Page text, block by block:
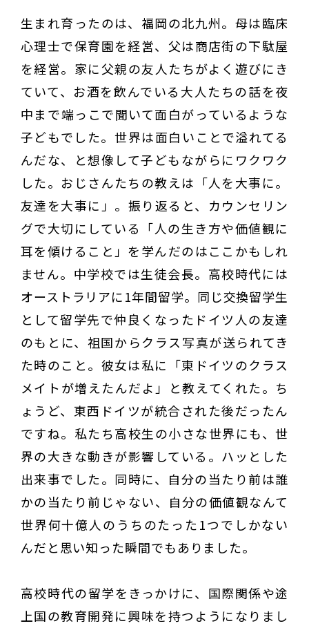
生まれ育ったのは、福岡の北九州。母は臨床
心理士で保育園を経営、父は商店街の下駄屋
を経営。家に父親の友人たちがよく遊びにき
ていて、お酒を飲んでいる大人たちの話を夜
中まで端っこで聞いて面白がっているような
子どもでした。世界は面白いことで溢れてる
んだな、と想像して子どもながらにワクワク
した。おじさんたちの教えは「人を大事に。
友達を大事に」。振り返ると、カウンセリン
グで大切にしている「人の生き方や価値観に
耳を傾けること」を学んだのはここかもしれ
ません。中学校では生徒会長。高校時代には
オーストラリアに1年間留学。同じ交換留学生
として留学先で仲良くなったドイツ人の友達
のもとに、祖国からクラス写真が送られてき
た時のこと。彼女は私に「東ドイツのクラス
メイトが増えたんだよ」と教えてくれた。ち
ょうど、東西ドイツが統合された後だったん
ですね。私たち高校生の小さな世界にも、世
界の大きな動きが影響している。ハッとした
出来事でした。同時に、自分の当たり前は誰
かの当たり前じゃない、自分の価値観なんて
世界何十億人のうちのたった1つでしかない
んだと思い知った瞬間でもありました。
高校時代の留学をきっかけに、国際関係や途
上国の教育開発に興味を持つようになりまし